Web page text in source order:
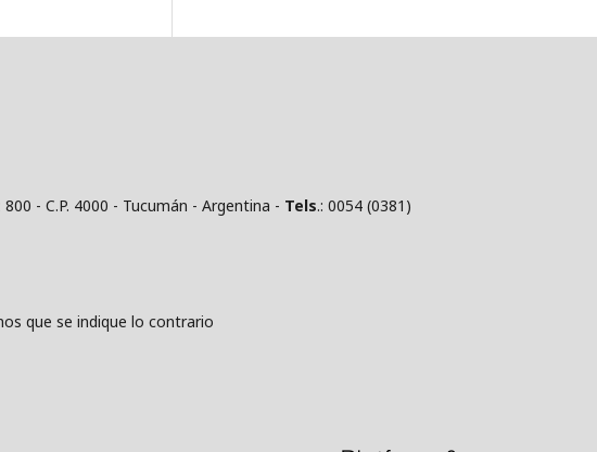
- C.P. 4000 - Tucumán - Argentina - Tels.: 0054 (0381)
se indique lo contrario